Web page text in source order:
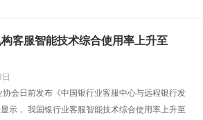
客服智能技术综合使用率上升至
会日前发布《中国银行业客服中心与远程银行发
示， 我国银行业客服智能技术综合使用率上升至